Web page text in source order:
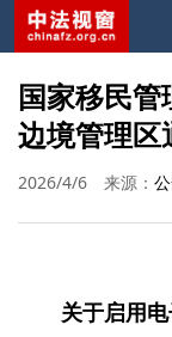
国家移民
边境管理区
2026/4/6 来源：
关于启用